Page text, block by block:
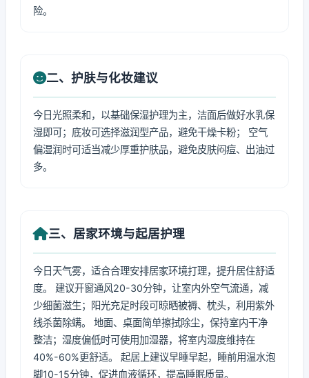
险。
二、护肤与化妆建议
今日光照柔和，以基础保湿护理为主，洁面后做好水乳保
湿即可；底妆可选择滋润型产品，避免干燥卡粉； 空气
偏湿润时可适当减少厚重护肤品，避免皮肤闷痘、出油过
多。
三、居家环境与起居护理
今日天气雾，适合合理安排居家环境打理，提升居住舒适
度。 建议开窗通风20-30分钟，让室内外空气流通，减
少细菌滋生；阳光充足时段可晾晒被褥、枕头，利用紫外
线杀菌除螨。 地面、桌面简单擦拭除尘，保持室内干净
整洁；湿度偏低时可使用加湿器，将室内湿度维持在
40%-60%更舒适。 起居上建议早睡早起，睡前用温水泡
脚10-15分钟，促进血液循环，提高睡眠质量。